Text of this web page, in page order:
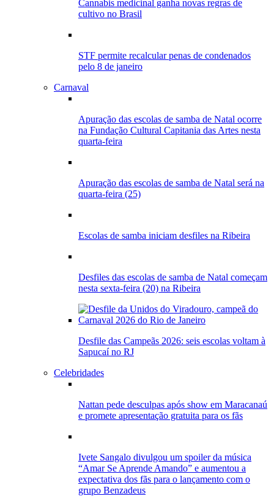
Cannabis medicinal ganha novas regras de
cultivo no Brasil
STF permite recalcular penas de condenados
pelo 8 de janeiro
Carnaval
Apuração das escolas de samba de Natal ocorre
na Fundação Cultural Capitania das Artes nesta
quarta-feira
Apuração das escolas de samba de Natal será na
quarta-feira (25)
Escolas de samba iniciam desfiles na Ribeira
Desfiles das escolas de samba de Natal começam
nesta sexta-feira (20) na Ribeira
Desfile das Campeãs 2026: seis escolas voltam à
Sapucaí no RJ
Celebridades
Nattan pede desculpas após show em Maracanaú
e promete apresentação gratuita para os fãs
Ivete Sangalo divulgou um spoiler da música
“Amar Se Aprende Amando” e aumentou a
expectativa dos fãs para o lançamento com o
grupo Benzadeus